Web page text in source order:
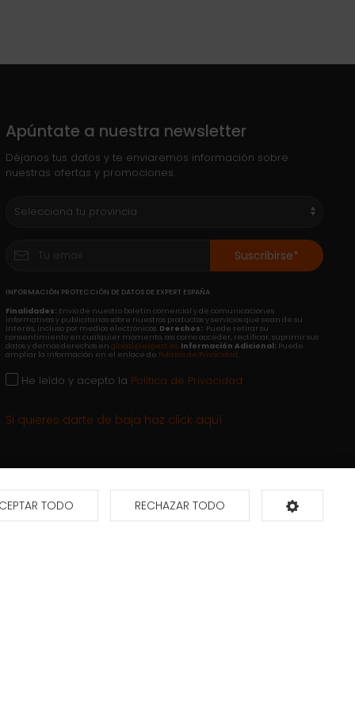
Apúntate a nuestra newsletter
Déjanos tus datos y te enviaremos información sobre
nuestras ofertas y promociones.
Suscribirse*
INFORMACIÓN PROTECCIÓN DE DATOS DE EXPERT ESPAÑA
Finalidades: Envío de nuestro boletín comercial y de comunicaciones
informativas y publicitarias sobre nuestros productos y servicios que sean de su
interés, incluso por medios electrónicos. Derechos: Puede retirar su
consentimiento en cualquier momento, así como acceder, rectificar, suprimir sus
datos y demás derechos en global@expert.es. Información Adicional: Puede
ampliar la información en el enlace de Política de Privacidad.
He leído y acepto la Política de Privacidad
Si quieres darte de baja haz click aquí
TODO RECHAZAR TODO